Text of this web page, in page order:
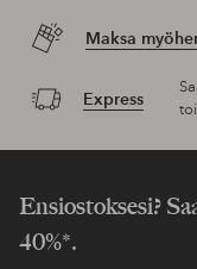
Maksa
Express
Ensiostoksesi?
40%*.